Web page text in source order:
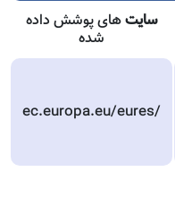
سایتهای پوشش داده
شده
ec.europa.eu/eures/